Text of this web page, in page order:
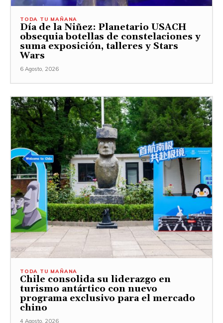
TODA TU MAÑANA
Día de la Niñez: Planetario USACH
obsequia botellas de constelaciones y
suma exposición, talleres y Stars
Wars
6 Agosto, 2026
TODA TU MAÑANA
Chile consolida su liderazgo en
turismo antártico con nuevo
programa exclusivo para el mercado
chino
4 Agosto, 2026